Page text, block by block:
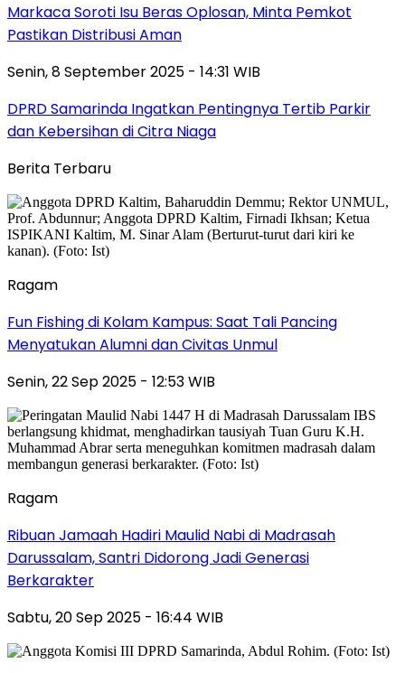
Markaca Soroti Isu Beras Oplosan, Minta Pemkot
Pastikan Distribusi Aman
Senin, 8 September 2025 - 14:31 WIB
DPRD Samarinda Ingatkan Pentingnya Tertib Parkir
dan Kebersihan di Citra Niaga
Berita Terbaru
Ragam
Fun Fishing di Kolam Kampus: Saat Tali Pancing
Menyatukan Alumni dan Civitas Unmul
Senin, 22 Sep 2025 - 12:53 WIB
Ragam
Ribuan Jamaah Hadiri Maulid Nabi di Madrasah
Darussalam, Santri Didorong Jadi Generasi
Berkarakter
Sabtu, 20 Sep 2025 - 16:44 WIB